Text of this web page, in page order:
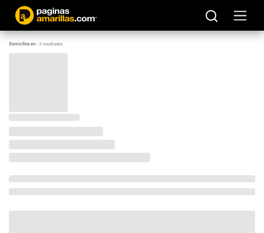
Domicilios en:3resultados